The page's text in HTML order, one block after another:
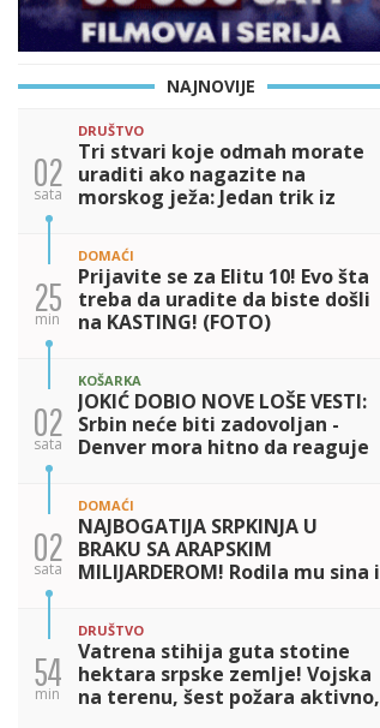
NAJNOVIJE
02
sata
DRUŠTVO
Tri stvari koje odmah morate
uraditi ako nagazite na
morskog ježa: Jedan trik iz
25
min
DOMAĆI
Prijavite se za Elitu 10! Evo šta
treba da uradite da biste došli
na KASTING! (FOTO)
02
sata
KOŠARKA
JOKIĆ DOBIO NOVE LOŠE VESTI:
Srbin neće biti zadovoljan -
Denver mora hitno da reaguje
02
sata
DOMAĆI
NAJBOGATIJA SRPKINJA U
BRAKU SA ARAPSKIM
MILIJARDEROM! Rodila mu sina i
šokirala: Grudi prekrila
zvezdicama i pozirala kao si
54
min
DRUŠTVO
Vatrena stihija guta stotine
hektara srpske zemlje! Vojska
na terenu, šest požara aktivno,